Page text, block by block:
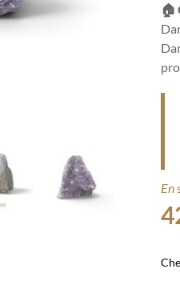
🏠
En